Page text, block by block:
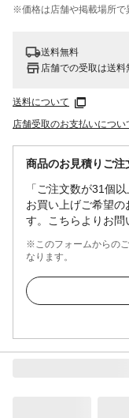
※価格は​店舗や​掲載場所で​
送料無料
店舗での受取は送料
送料について
店舗受取のお支払いについ
商品のお見積りご注
「ご注文数が31個
お買い上げご希望の
す。こちらよりお問
※このフォームからの
なります。